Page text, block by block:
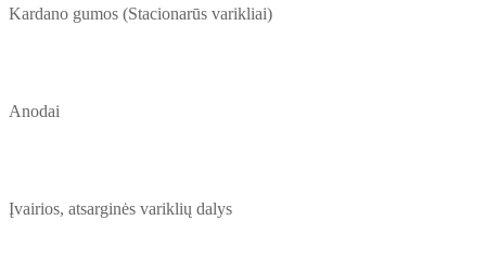
Kardano gumos (Stacionarūs varikliai)
Anodai
Įvairios, atsarginės variklių dalys